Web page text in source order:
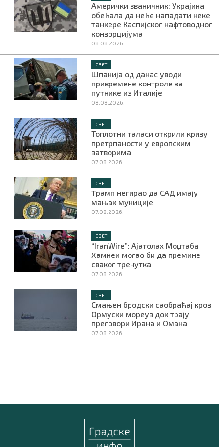
Амерички званичник: Украјина
обећала да неће нападати неке
танкере Каспијског нафтоводног
конзорцијума
08.08.2026.
СВЕТ
Шпанија од данас уводи
привремене контроле за
путнике из Италије
08.08.2026.
СВЕТ
Топлотни таласи открили кризу
претрпаности у европским
затворима
07.08.2026.
СВЕТ
Трамп негирао да САД имају
мањак муниције
07.08.2026.
СВЕТ
“IranWire”: Ајатолах Моџтаба
Хамнеи могао би да премине
сваког тренутка
07.08.2026.
СВЕТ
Смањен бродски саобраћај кроз
Ормуски мореуз док трају
преговори Ирана и Омана
07.08.2026.